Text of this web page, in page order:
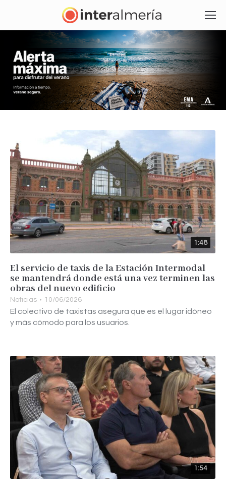
1:48
El servicio de taxis de la Estación Intermodal
se mantendrá donde está una vez terminen las
obras del nuevo edificio
Noticias 10/06/2026
El colectivo de taxistas asegura que es el lugar idóneo
y más cómodo para los usuarios.
1:54